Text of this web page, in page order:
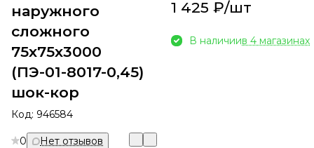
наружного
сложного
75х75х3000
(ПЭ-01-8017-0,45)
шок-кор
Код: 946584
0 Нет отзывов
1 425 ₽/шт
В наличиив 4 магазинах